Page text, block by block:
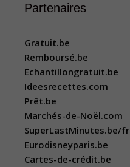
Partenaires
Gratuit.be
Remboursé.be
Echantillongratuit.be
Ideesrecettes.com
Prêt.be
Marchés-de-Noël.com
SuperLastMinutes.be/fr
Eurodisneyparis.be
Cartes-de-crédit.be